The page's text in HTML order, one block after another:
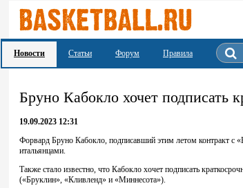
Новости Статьи Форум Правила
Бруно Кабокло хочет подписать
19.09.2023 12:31
Форвард Бруно Кабокло, подписавший этим летом контракт с
итальянцами.
Также стало известно, что Кабокло хочет подписать
(«Бруклин», «Кливленд» и «Миннесота»).